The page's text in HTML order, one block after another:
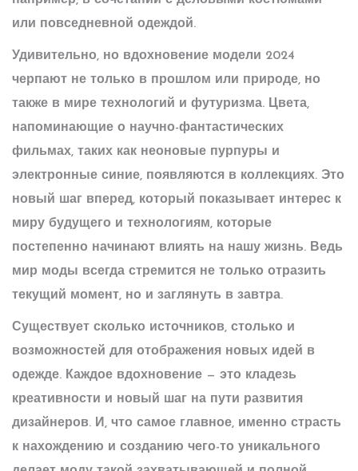
или повседневной одеждой.
Удивительно, но вдохновение модели 2024
черпают не только в прошлом или природе, но
также в мире технологий и футуризма. Цвета,
напоминающие о научно-фантастических
фильмах, таких как неоновые пурпуры и
электронные синие, появляются в коллекциях. Это
новый шаг вперед, который показывает интерес к
миру будущего и технологиям, которые
постепенно начинают влиять на нашу жизнь. Ведь
мир моды всегда стремится не только отразить
текущий момент, но и заглянуть в завтра.
Существует сколько источников, столько и
возможностей для отображения новых идей в
одежде. Каждое вдохновение — это кладезь
креативности и новый шаг на пути развития
дизайнеров. И, что самое главное, именно страсть
к нахождению и созданию чего-то уникального